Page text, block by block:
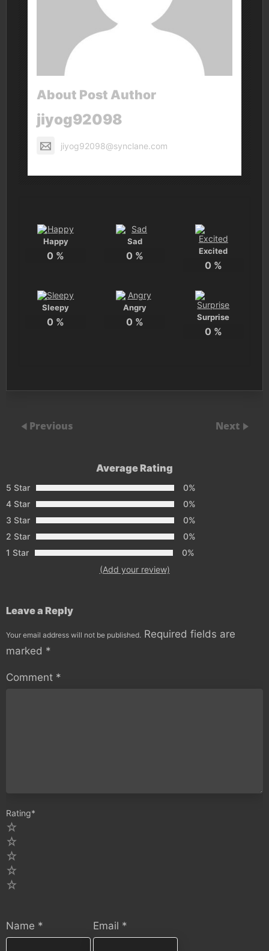
About Post Author
jiyog92098
jiyog92098@synclane.com
Happy
0 %
Sad
0 % Excited
0 %
Sleepy
0 %
Angry
0 % Surprise
0 %
Previous Next
Average Rating
5 Star
0%
4 Star
0%
3 Star
0%
2 Star
0%
1 Star
0%
(Add your review)
Leave a Reply
Your email address will not be published. Required fields are
marked *
Comment *
Rating*
Name * Email *